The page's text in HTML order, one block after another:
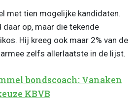
met tien mogelijke kandidaten.
op, maar die tekende
Hij kreeg ook maar 2% van de
zelfs allerlaatste in de lijst.
bondscoach: Vanaken
KBVB